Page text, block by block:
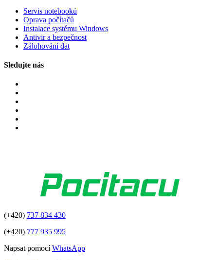
Servis notebooků
Oprava počítačů
Instalace systému Windows
Antivir a bezpečnost
Zálohování dat
Sledujte nás
(+420) 737 834 430
(+420) 777 935 995
Napsat pomocíWhatsApp